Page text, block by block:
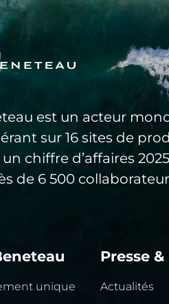
est un acteur
sur 16 sites de
chiffre d’affaires
de 6 500
unique
Presse
Actualités